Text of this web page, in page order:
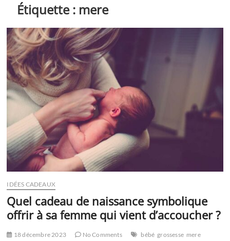
Étiquette : mere
IDÉES CADEAUX
Quel cadeau de naissance symbolique
offrir à sa femme qui vient d’accoucher ?
18 décembre 2023 No Comments bébé grossesse mere